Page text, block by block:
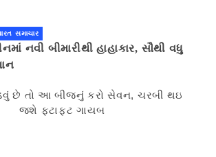
સમાચાર
નવી બીમારીથી હાહાકાર, સૌથી વધુ